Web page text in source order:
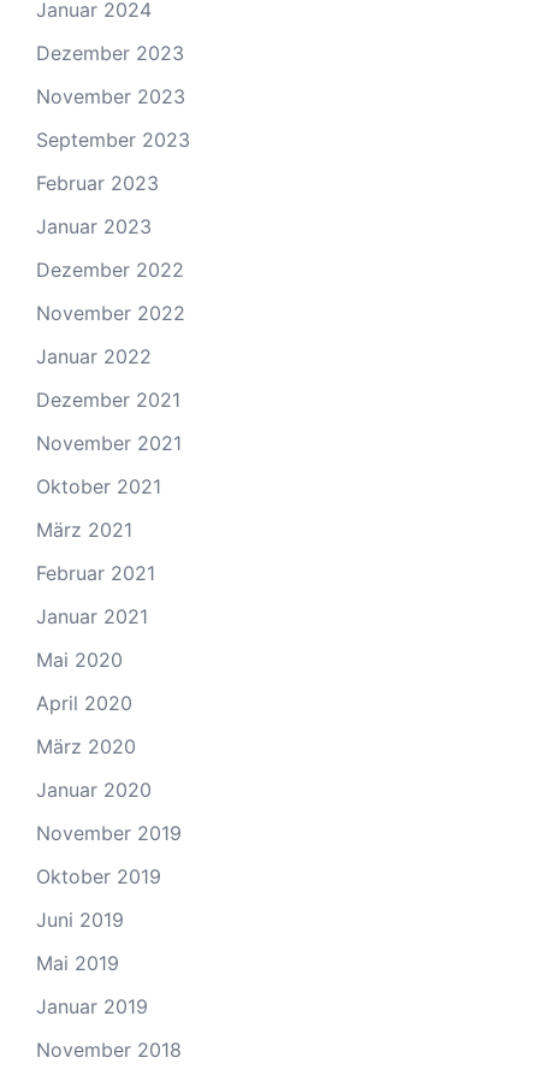
Januar 2024
Dezember 2023
November 2023
September 2023
Februar 2023
Januar 2023
Dezember 2022
November 2022
Januar 2022
Dezember 2021
November 2021
Oktober 2021
März 2021
Februar 2021
Januar 2021
Mai 2020
April 2020
März 2020
Januar 2020
November 2019
Oktober 2019
Juni 2019
Mai 2019
Januar 2019
November 2018